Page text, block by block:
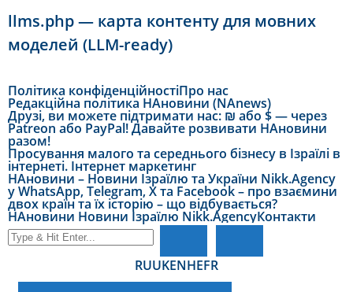
llms.php — карта контенту для мовних
моделей (LLM-ready)
Політика конфіденційностіПро нас
Редакційна політика НАновини (NAnews)
Друзі, ви можете підтримати нас: ₪ або $ — через
Patreon або PayPal! Давайте розвивати НАновини
разом!
Просування малого та середнього бізнесу в Ізраїлі в
інтернеті. Інтернет маркетинг
НАновини – Новини Ізраїлю та України Nikk.Agency
у WhatsApp, Telegram, X та Facebook – про взаємини
двох країн та їх історію – що відбувається?
НАновини Новини Ізраїлю Nikk.AgencyКонтакти
RUUKENHEFR